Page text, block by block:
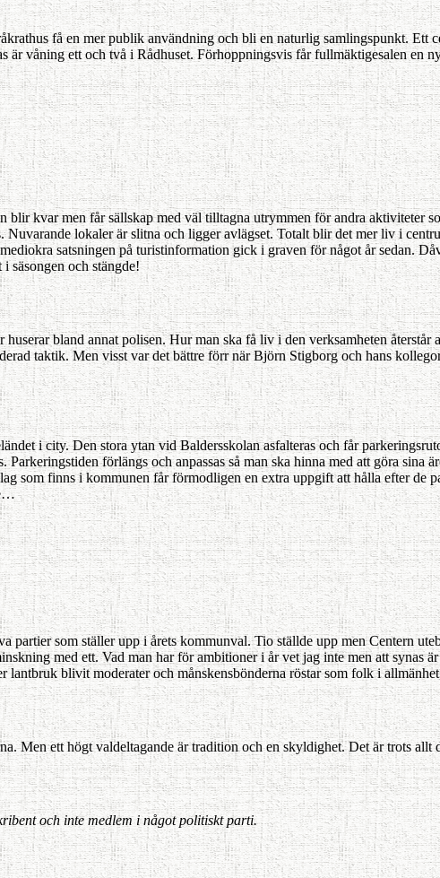
få en mer publik användning och bli en naturlig samlingspunkt. Ett
våning ett och två i Rådhuset. Förhoppningsvis får fullmäkti­gesalen en
kvar men får sällskap med väl till­tagna utrymmen för andra aktiviteter
lokaler är slitna och ligger avlägset. Totalt blir det mer liv i
satsningen på turistinformation gick i graven för något år sedan.
säsongen och stängde!
bland annat polisen. Hur man ska få liv i den verksamheten återstår
taktik. Men visst var det bättre förr när Björn Stigborg och hans
i city. Den stora ytan vid Baldersskolan asfalteras och får
förlängs och anpassas så man ska hinna med att göra sina
som finns i kom­munen får förmodligen en extra uppgift att hålla efter de
som ställer upp i årets kommunval. Tio ställde upp men Centern
med ett. Vad man har för ambitioner i år vet jag inte men att synas
lantbruk blivit moderater och månskensbönderna röstar som folk i
Men ett högt valdeltagande är tradition och en skyldighet. Det är trots allt
och inte medlem i något politiskt parti.